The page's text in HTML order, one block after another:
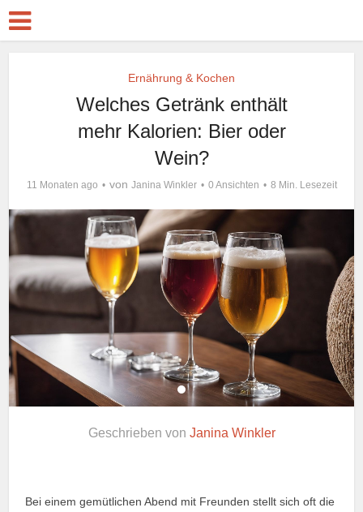
Ernährung & Kochen
Welches Getränk enthält
mehr Kalorien: Bier oder
Wein?
11 Monaten ago von Janina Winkler 0 Ansichten 8 Min. Lesezeit
Geschrieben von Janina Winkler
Bei einem gemütlichen Abend mit Freunden stellt sich oft die